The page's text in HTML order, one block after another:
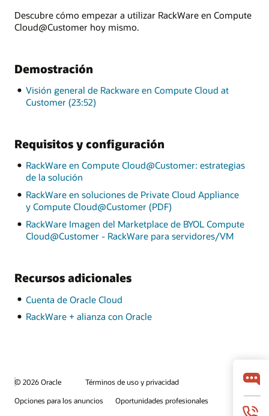
Descubre cómo empezar a utilizar RackWare en Compute
Cloud@Customer hoy mismo.
Demostración
Visión general de Rackware en Compute Cloud at
Customer (23:52)
Requisitos y configuración
RackWare en Compute Cloud@Customer: estrategias
de la solución
RackWare en soluciones de Private Cloud Appliance
y Compute Cloud@Customer (PDF)
RackWare Imagen del Marketplace de BYOL Compute
Cloud@Customer - RackWare para servidores/VM
Recursos adicionales
Cuenta de Oracle Cloud
RackWare + alianza con Oracle
© 2026 Oracle
Términos de uso y privacidad
Opciones para los anuncios
Oportunidades profesionales